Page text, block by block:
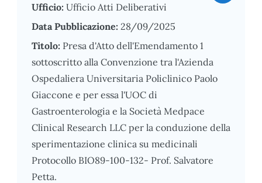
Ufficio: Ufficio Atti Deliberativi
Data Pubblicazione: 28/09/2025
Titolo: Presa d'Atto dell'Emendamento 1
sottoscritto alla Convenzione tra l'Azienda
Ospedaliera Universitaria Policlinico Paolo
Giaccone e per essa l'UOC di
Gastroenterologia e la Società Medpace
Clinical Research LLC per la conduzione della
sperimentazione clinica su medicinali
Protocollo BIO89-100-132- Prof. Salvatore
Petta.